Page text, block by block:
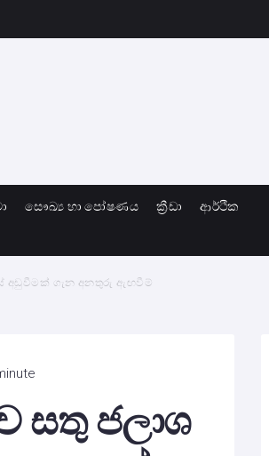
සෞඛ්‍ය හා පෝෂණය ක්‍රීඩා
ආර්ථික
අඩුවීමක් ගැන අනතුරු ඇඟවීම්
සතු ජලාශ